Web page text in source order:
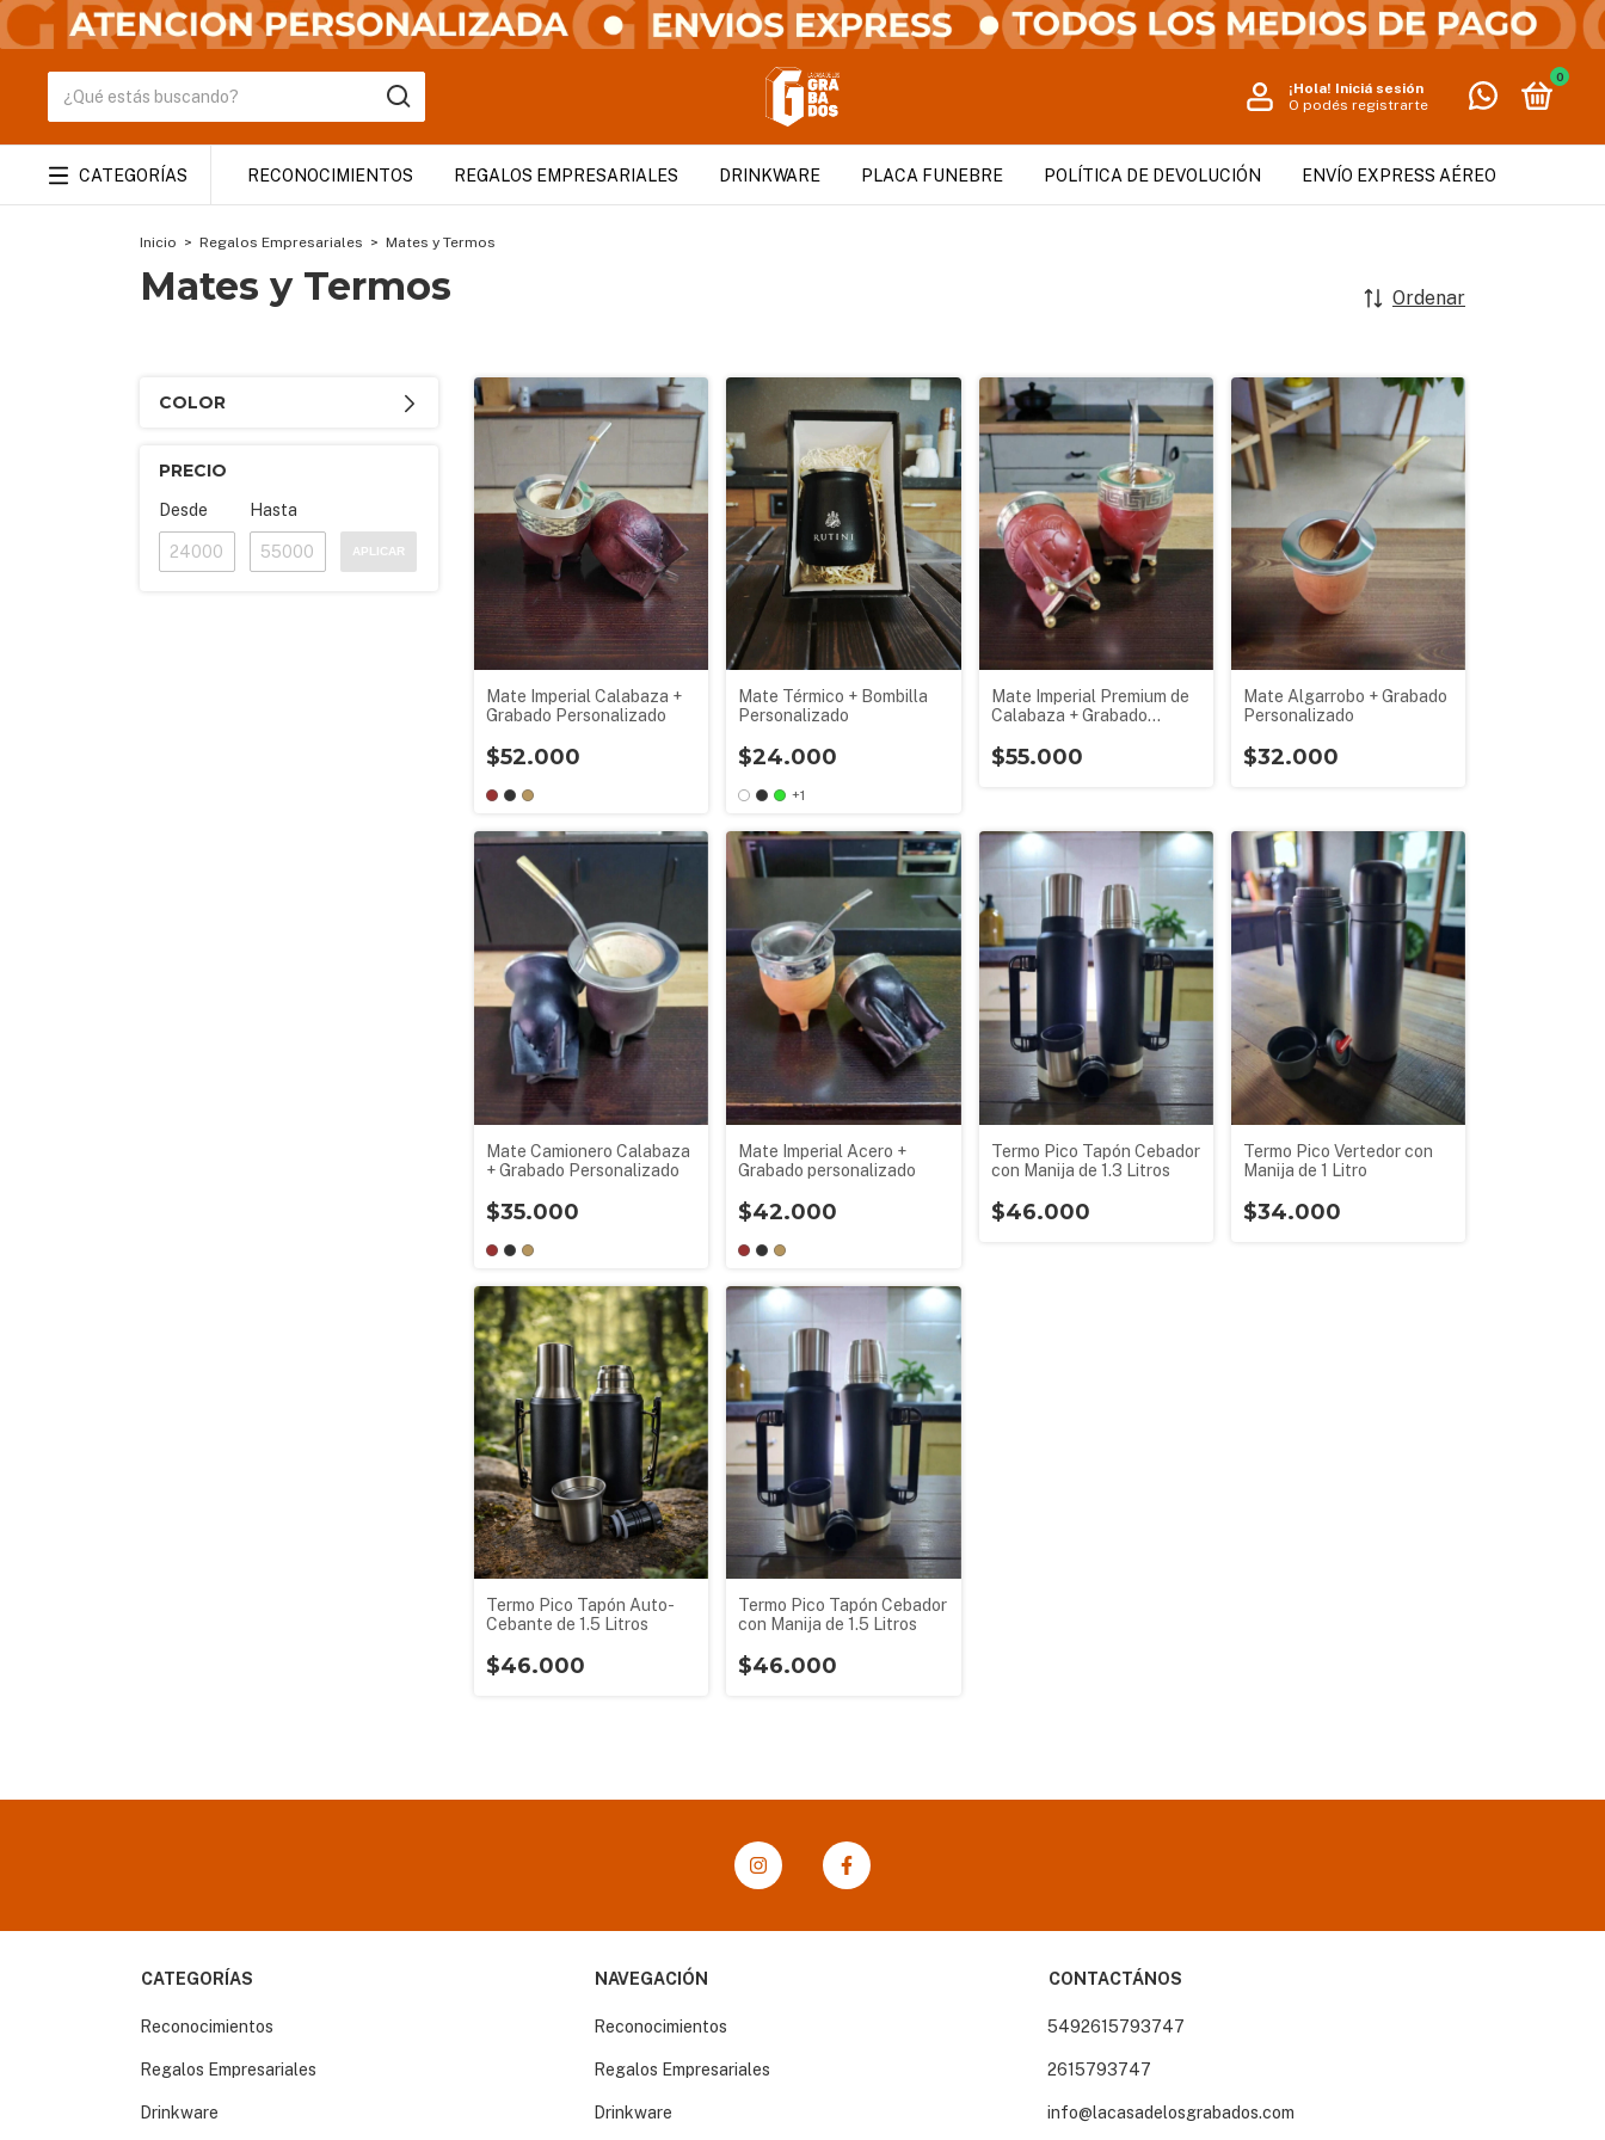
¡Hola! Iniciá sesión
O podés registrarte
0
CATEGORÍAS RECONOCIMIENTOS REGALOS EMPRESARIALES DRINKWARE PLACA FUNEBRE POLÍTICA DE DEVOLUCIÓN ENVÍO EXPRESS AÉREO
Inicio > Regalos Empresariales > Mates y Termos
Mates y Termos Ordenar
COLOR
PRECIO
Desde Hasta
APLICAR
Mate Imperial Calabaza +
Grabado Personalizado
$52.000
Mate Térmico + Bombilla
Personalizado
$24.000
+1
Mate Imperial Premium de
Calabaza + Grabado
$55.000
Mate Algarrobo + Grabado
Personalizado
$32.000
Mate Camionero Calabaza
+ Grabado Personalizado
$35.000
Mate Imperial Acero +
Grabado personalizado
$42.000
Termo Pico Tapón Cebador
con Manija de 1.3 Litros
$46.000
Termo Pico Vertedor con
Manija de 1 Litro
$34.000
Termo Pico Tapón Auto-
Cebante de 1.5 Litros
$46.000
Termo Pico Tapón Cebador
con Manija de 1.5 Litros
$46.000
CATEGORÍAS
Reconocimientos
Regalos Empresariales
Drinkware
NAVEGACIÓN
Reconocimientos
Regalos Empresariales
Drinkware
CONTACTÁNOS
5492615793747
2615793747
info@lacasadelosgrabados.com